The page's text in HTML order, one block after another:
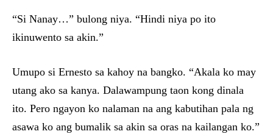
“Si Nanay…” bulong niya. “Hindi niya po ito
ikinuwento sa akin.”
Umupo si Ernesto sa kahoy na bangko. “Akala ko may
utang ako sa kanya. Dalawampung taon kong dinala
ito. Pero ngayon ko nalaman na ang kabutihan pala ng
asawa ko ang bumalik sa akin sa oras na kailangan ko.”